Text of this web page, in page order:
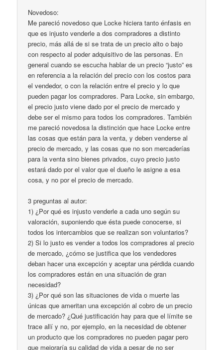
Novedoso:
Me pareció novedoso que Locke hiciera tanto énfasis en
que es injusto venderle a dos compradores a distinto
precio, más allá de si se trata de un precio alto o bajo
con respecto al poder adquisitivo de las personas. En
general cuando se escucha hablar de un precio “justo” es
en referencia a la relación del precio con los costos para
el vendedor, o con la relación entre el precio y lo que
pueden pagar los compradores. Para Locke, sin embargo,
el precio justo viene dado por el precio de mercado y
debe ser el mismo para todos los compradores. También
me pareció novedosa la distinción que hace Locke entre
las cosas que están para la venta, y deben venderse al
precio de mercado, y las cosas que no son mercaderías
para la venta sino bienes privados, cuyo precio justo
estará dado por el valor que el dueño le asigne a esa
cosa, y no por el precio de mercado.
3 preguntas al autor:
1) ¿Por qué es injusto venderle a cada uno según su
valoración, suponiendo que ésta puede conocerse, si
todos los intercambios que se realizan son voluntarios?
2) Si lo justo es vender a todos los compradores al precio
de mercado, ¿cómo se justifica que los vendedores
deban hacer una excepción y aceptar una pérdida cuando
los compradores están en una situación de gran
necesidad?
3) ¿Por qué son las situaciones de vida o muerte las
únicas que ameritan una excepción al cobro de un precio
de mercado? ¿Qué justificación hay para que el límite se
trace allí y no, por ejemplo, en la necesidad de obtener
un producto que los compradores no pueden pagar pero
que mejoraría su calidad de vida a pesar de no ser